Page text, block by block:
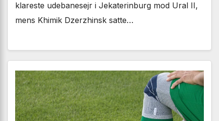
klareste udebanesejr i Jekaterinburg mod Ural II,
mens Khimik Dzerzhinsk satte…